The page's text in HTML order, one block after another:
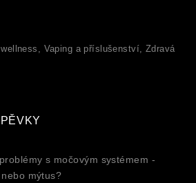
Vaping a příslušenství, Zdravá
s močovým systémem -
mýtus?